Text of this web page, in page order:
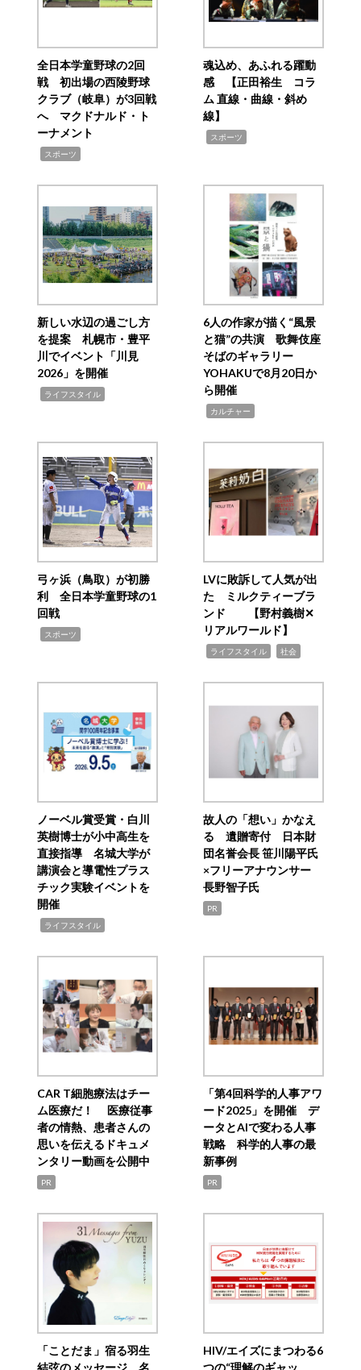
全日本学童野球の2回
戦 初出場の西陵野球
クラブ（岐阜）が3回戦
へ マクドナルド・ト
ーナメント
スポーツ
魂込め、あふれる躍動
感 【正田裕生 コラ
ム 直線・曲線・斜め
線】
スポーツ
新しい水辺の過ごし方
を提案 札幌市・豊平
川でイベント「川見
2026」を開催
ライフスタイル
6人の作家が描く“風景
と猫”の共演 歌舞伎座
そばのギャラリー
YOHAKUで8月20日か
ら開催
カルチャー
弓ヶ浜（鳥取）が初勝
利 全日本学童野球の1
回戦
スポーツ
LVに敗訴して人気が出
た ミルクティーブラ
ンド 【野村義樹✕
リアルワールド】
ライフスタイル 社会
ノーベル賞受賞・白川
英樹博士が小中高生を
直接指導 名城大学が
講演会と導電性プラス
チック実験イベントを
開催
ライフスタイル
故人の「想い」かなえ
る 遺贈寄付 日本財
団名誉会長 笹川陽平氏
×フリーアナウンサー
長野智子氏
PR
CAR T細胞療法はチー
ム医療だ！ 医療従事
者の情熱、患者さんの
思いを伝えるドキュメ
ンタリー動画を公開中
PR
「第4回科学的人事アワ
ード2025」を開催 デ
ータとAIで変わる人事
戦略 科学的人事の最
新事例
PR
「ことだま」宿る羽生
結弦のメッセージ 名
HIV/エイズにまつわる6
つの“理解のギャッ